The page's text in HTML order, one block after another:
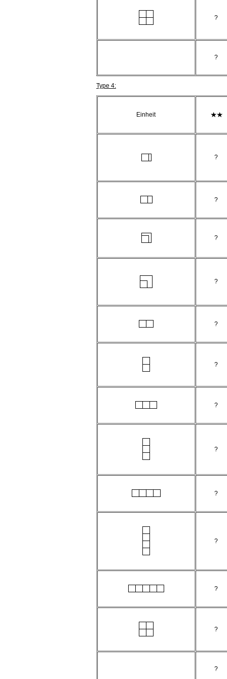
?
?
Type 4:
Einheit
?
?
?
?
?
?
?
?
?
?
?
?
?